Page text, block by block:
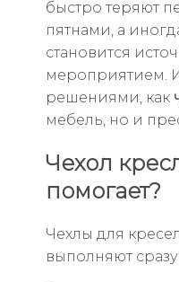
быстро теряют
пятнами, а
становится
мероприятием.
решениями, как
мебель, но и
Чехол
помогает?
Чехлы для
выполняют